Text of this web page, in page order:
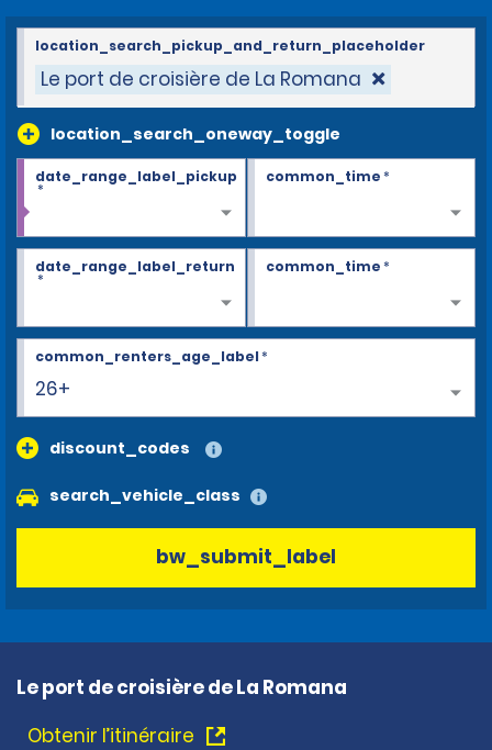
Le port de croisière de La Romana
location_search_oneway_toggle
location_search_pickup_and_return_placeholder
date_range_label_pickup
*
common_time*
date_range_label_return
*
common_time*
26+
common_renters_age_label*
discount_codes
search_vehicle_class
bw_submit_label
Le port de croisière de La Romana
Obtenir l’itinéraire